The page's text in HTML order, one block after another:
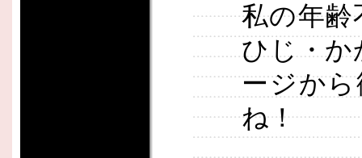
私の年齢
ひじ・か
ージか
ね！